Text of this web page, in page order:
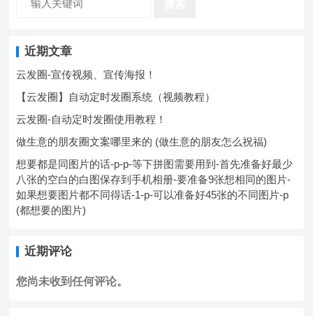
近期文章
云发圈-宣传视频、宣传海报！
【云发圈】自动定时发圈系统（视频教程）
云发圈-自动定时发圈使用教程！
做生意的朋友圈文案哪里来的 (做生意的朋友怎么祝福)
想要都是同图片的话-p-p-等下拼图需要用到-首先准备好最少
八张的空白的白图保存到手机相册-要准备9张想相同的图片-
如果想要图片都不同得话-1-p-可以准备好45张的不同图片-p
(都想要的图片)
近期评论
您尚未收到任何评论。